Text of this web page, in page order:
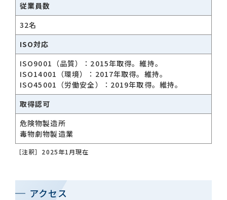
従業員数
32名
ISO対応
ISO9001（品質）：2015年取得。維持。
ISO14001（環境）：2017年取得。維持。
ISO45001（労働安全）：2019年取得。維持。
取得認可
危険物製造所
毒物劇物製造業
［注釈］2025年1月現在
アクセス